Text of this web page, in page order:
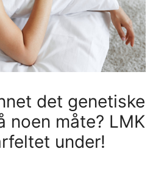
det genetiske
noen måte? LMK
under!